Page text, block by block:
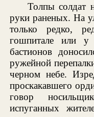
Толпы солдат
руки раненых. На
только редко,
гошпитале или у
бастионов
ружейной
черном небе.
проскакавшего
говор
испуганных